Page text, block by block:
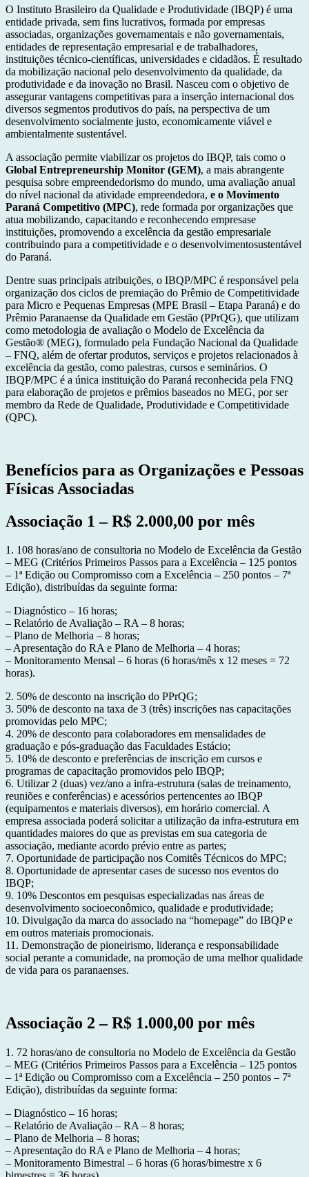
O Instituto Brasileiro da Qualidade e Produtividade (IBQP) é uma
entidade privada, sem fins lucrativos, formada por empresas
associadas, organizações governamentais e não governamentais,
entidades de representação empresarial e de trabalhadores,
instituições técnico-científicas, universidades e cidadãos. É resultado
da mobilização nacional pelo desenvolvimento da qualidade, da
produtividade e da inovação no Brasil. Nasceu com o objetivo de
assegurar vantagens competitivas para a inserção internacional dos
diversos segmentos produtivos do país, na perspectiva de um
desenvolvimento socialmente justo, economicamente viável e
ambientalmente sustentável.
A associação permite viabilizar os projetos do IBQP, tais como o
Global Entrepreneurship Monitor (GEM), a mais abrangente
pesquisa sobre empreendedorismo do mundo, uma avaliação anual
do nível nacional da atividade empreendedora, e o Movimento
Paraná Competitivo (MPC), rede formada por organizações que
atua mobilizando, capacitando e reconhecendo empresase
instituições, promovendo a excelência da gestão empresariale
contribuindo para a competitividade e o desenvolvimentosustentável
do Paraná.
Dentre suas principais atribuições, o IBQP/MPC é responsável pela
organização dos ciclos de premiação do Prêmio de Competitividade
para Micro e Pequenas Empresas (MPE Brasil – Etapa Paraná) e do
Prêmio Paranaense da Qualidade em Gestão (PPrQG), que utilizam
como metodologia de avaliação o Modelo de Excelência da
Gestão® (MEG), formulado pela Fundação Nacional da Qualidade
– FNQ, além de ofertar produtos, serviços e projetos relacionados à
excelência da gestão, como palestras, cursos e seminários. O
IBQP/MPC é a única instituição do Paraná reconhecida pela FNQ
para elaboração de projetos e prêmios baseados no MEG, por ser
membro da Rede de Qualidade, Produtividade e Competitividade
(QPC).
Benefícios para as Organizações e Pessoas
Físicas Associadas
Associação 1 – R$ 2.000,00 por mês
1. 108 horas/ano de consultoria no Modelo de Excelência da Gestão
– MEG (Critérios Primeiros Passos para a Excelência – 125 pontos
– 1ª Edição ou Compromisso com a Excelência – 250 pontos – 7ª
Edição), distribuídas da seguinte forma:
– Diagnóstico – 16 horas;
– Relatório de Avaliação – RA – 8 horas;
– Plano de Melhoria – 8 horas;
– Apresentação do RA e Plano de Melhoria – 4 horas;
– Monitoramento Mensal – 6 horas (6 horas/mês x 12 meses = 72
horas).
2. 50% de desconto na inscrição do PPrQG;
3. 50% de desconto na taxa de 3 (três) inscrições nas capacitações
promovidas pelo MPC;
4. 20% de desconto para colaboradores em mensalidades de
graduação e pós-graduação das Faculdades Estácio;
5. 10% de desconto e preferências de inscrição em cursos e
programas de capacitação promovidos pelo IBQP;
6. Utilizar 2 (duas) vez/ano a infra-estrutura (salas de treinamento,
reuniões e conferências) e acessórios pertencentes ao IBQP
(equipamentos e materiais diversos), em horário comercial. A
empresa associada poderá solicitar a utilização da infra-estrutura em
quantidades maiores do que as previstas em sua categoria de
associação, mediante acordo prévio entre as partes;
7. Oportunidade de participação nos Comitês Técnicos do MPC;
8. Oportunidade de apresentar cases de sucesso nos eventos do
IBQP;
9. 10% Descontos em pesquisas especializadas nas áreas de
desenvolvimento socioeconômico, qualidade e produtividade;
10. Divulgação da marca do associado na “homepage” do IBQP e
em outros materiais promocionais.
11. Demonstração de pioneirismo, liderança e responsabilidade
social perante a comunidade, na promoção de uma melhor qualidade
de vida para os paranaenses.
Associação 2 – R$ 1.000,00 por mês
1. 72 horas/ano de consultoria no Modelo de Excelência da Gestão
– MEG (Critérios Primeiros Passos para a Excelência – 125 pontos
– 1ª Edição ou Compromisso com a Excelência – 250 pontos – 7ª
Edição), distribuídas da seguinte forma:
– Diagnóstico – 16 horas;
– Relatório de Avaliação – RA – 8 horas;
– Plano de Melhoria – 8 horas;
– Apresentação do RA e Plano de Melhoria – 4 horas;
– Monitoramento Bimestral – 6 horas (6 horas/bimestre x 6